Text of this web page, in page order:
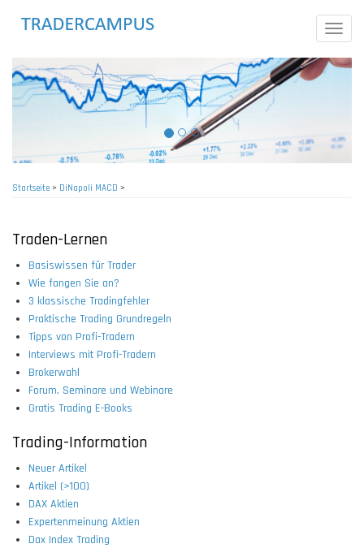
Toggle
Startseite> DiNapoli MACD >
Traden-Lernen
Basiswissen für Trader
Wie fangen Sie an?
3 klassische Tradingfehler
Praktische Trading Grundregeln
Tipps von Profi-Tradern
Interviews mit Profi-Tradern
Brokerwahl
Forum, Seminare und Webinare
Gratis Trading E-Books
Trading-Information
Neuer Artikel
Artikel (>100)
DAX Aktien
Expertenmeinung Aktien
Dax Index Trading